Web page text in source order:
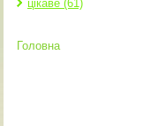
цікаве (61)
Ви є тут
Головна